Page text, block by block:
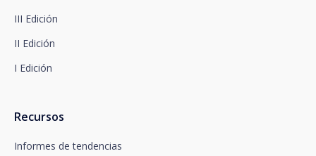
III Edición
II Edición
I Edición
Recursos
Informes de tendencias
apartado de Política de Privacidad, que le
aconsejamos consulte.